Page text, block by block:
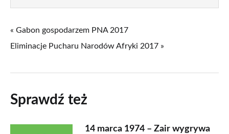
« Gabon gospodarzem PNA 2017
Eliminacje Pucharu Narodów Afryki 2017 »
Sprawdź też
14 marca 1974 – Zair wygrywa